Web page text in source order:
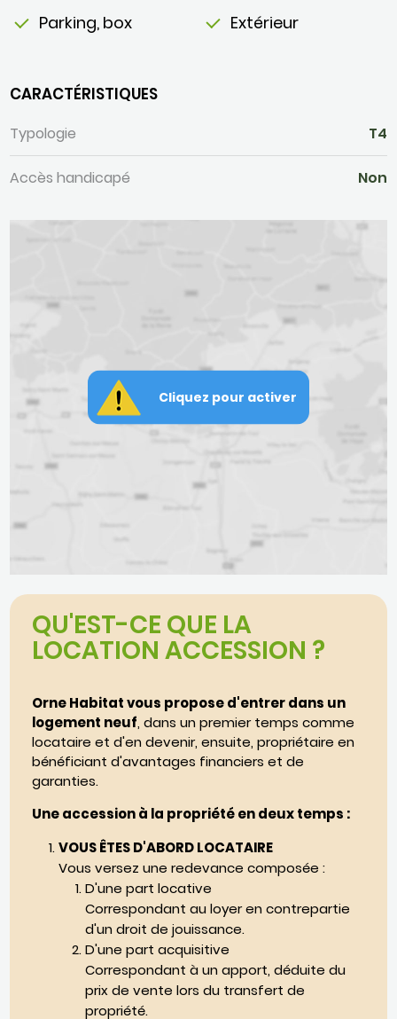
Parking, box Extérieur
CARACTÉRISTIQUES
Typologie T4
Accès handicapé Non
Cliquez pour activer
QU'EST-CE QUE LA
LOCATION ACCESSION ?
Orne Habitat vous propose d'entrer dans un
logement neuf, dans un premier temps comme
locataire et d'en devenir, ensuite, propriétaire en
bénéficiant d'avantages financiers et de
garanties.
Une accession à la propriété en deux temps :
VOUS ÊTES D'ABORD LOCATAIRE
Vous versez une redevance composée :
D'une part locative
Correspondant au loyer en contrepartie
d'un droit de jouissance.
D'une part acquisitive
Correspondant à un apport, déduite du
prix de vente lors du transfert de
propriété.